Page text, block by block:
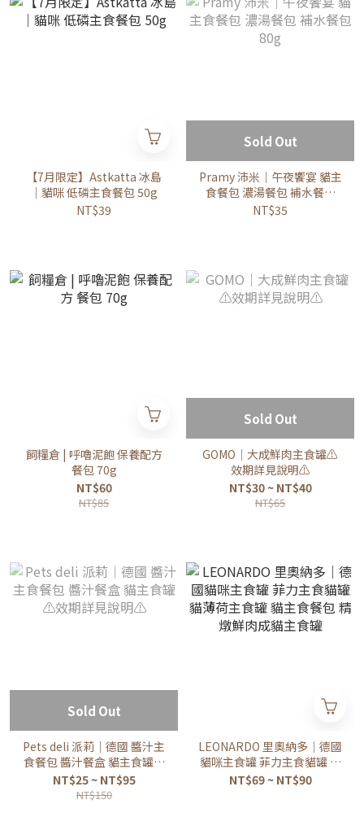
【7月限定】Astkatta 冰島
｜貓咪 低磷主食餐包 50g
NT$39
Sold Out
Pramy 沛米｜午夜饗宴 貓主
食餐包 濃湯餐包 補水餐包
80g
NT$35
飼糧倉 | 呼嚕泥飽 保養配方
餐包 70g
NT$60
NT$85
Sold Out
GOMO｜大成鮮肉主食罐⚠️
效期詳見說明⚠️
NT$30 ~ NT$40
NT$65
Sold Out
Pets deli 派莉｜德國 醬汁主
食餐包 醬汁餐盒 貓主食罐⚠️
效期詳見說明⚠️
NT$25 ~ NT$95
NT$150
LEONARDO 里奧納多｜德國
貓咪主食罐 菲力主食貓罐 貓
薄荷主食罐 貓主食餐包 精燉
NT$69 ~ NT$90